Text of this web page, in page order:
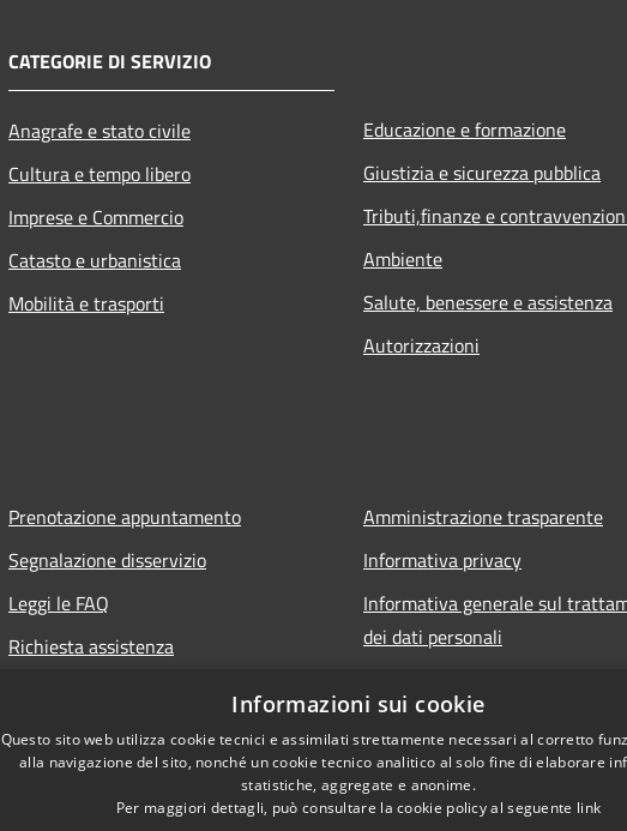
CATEGORIE DI SERVIZIO
Anagrafe e stato civile
Cultura e tempo libero
Imprese e Commercio
Catasto e urbanistica
Mobilità e trasporti
Educazione e formazione
Giustizia e sicurezza pubblica
Tributi,finanze e
Ambiente
Salute, benessere e assistenza
Autorizzazioni
Prenotazione appuntamento
Segnalazione disservizio
Leggi le FAQ
Richiesta assistenza
Amministrazione trasparente
Informativa privacy
Informativa generale sul
dei dati personali
Informazioni sui cookie
Questo sito web utilizza cookie tecnici e assimilati strettamente necessari al corretto
alla navigazione del sito, nonché un cookie tecnico analitico al solo fine di elaborare
statistiche, aggregate e anonime.
Per maggiori dettagli, può consultare la cookie policy al seguente link